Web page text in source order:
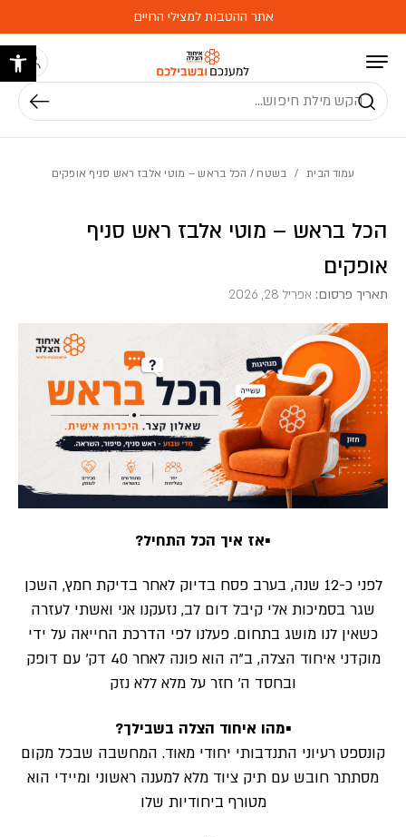
אתר ההטבות למצילי החיים
חיפוש
עמוד הבית / בשטח / הכל בראש – מוטי אלבז ראש סניף אופקים
הכל בראש – מוטי אלבז ראש סניף
אופקים
תאריך פרסום:אפריל 28, 2026
▪️אז איך הכל התחיל?
לפני כ-12 שנה, בערב פסח בדיוק לאחר בדיקת חמץ, השכן
שגר בסמיכות אלי קיבל דום לב, נזעקנו אני ואשתי לעזרה
כשאין לנו מושג בתחום. פעלנו לפי הדרכת החייאה על ידי
מוקדני איחוד הצלה, ב”ה הוא פונה לאחר 40 דק’ עם דופק
ובחסד ה’ חזר על מלא ללא נזק
▪️מהו איחוד הצלה בשבילך?
קונספט רעיוני התנדבותי יחודי מאוד. המחשבה שבכל מקום
מסתתר חובש עם תיק ציוד מלא למענה ראשוני ומיידי הוא
מטורף ביחודיות שלו